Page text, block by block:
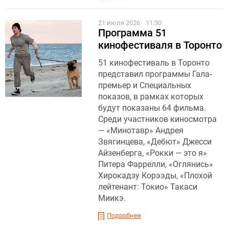
21 июля 2026 11:30
Программа 51
кинофестиваля в Торонто
51 кинофестиваль в Торонто
представил программы Гала-
премьер и Специальных
показов, в рамках которых
будут показаны 64 фильма.
Среди участников киносмотра
— «Минотавр» Андрея
Звягинцева, «Дебют» Джесси
Айзенберга, «Рокки — это я»
Питера Фаррелли, «Оглянись»
Хирокадзу Корээды, «Плохой
лейтенант: Токио» Такаси
Миикэ.
Подробнее